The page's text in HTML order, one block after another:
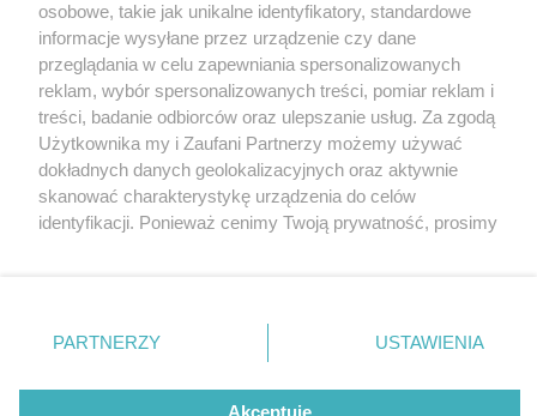
5 / 5
Gorący Potok
Wróć do artykułu:
Relaks w górach? Odwiedź termy Gorący Potok
Nie zapomnij
zapoznać się z:
polityką prywatności regulamin korzystania z portali
Twojemiasto
Piekary Śląskie
Chorzów
Tarnowskie Góry
Gliwice
Skontakuj sięz nami
Kontakt
Wydawca
Redakcja
osobowe, takie jak unikalne identyfikatory, standardowe
informacje wysyłane przez urządzenie czy dane
przeglądania w celu zapewniania spersonalizowanych
reklam, wybór spersonalizowanych treści, pomiar reklam i
treści, badanie odbiorców oraz ulepszanie usług. Za zgodą
Użytkownika my i Zaufani Partnerzy możemy używać
dokładnych danych geolokalizacyjnych oraz aktywnie
skanować charakterystykę urządzenia do celów
identyfikacji. Ponieważ cenimy Twoją prywatność, prosimy
prywatności znajdujący się w lewym dolnym rogu strony
. Niektóre rodzaje przetwarzania danych nie wymagają
zgody użytkownika, ale masz prawo sprzeciwić się
takiemu przetwarzaniu. Preferencje będą miały
PARTNERZY USTAWIENIA
Akceptuję